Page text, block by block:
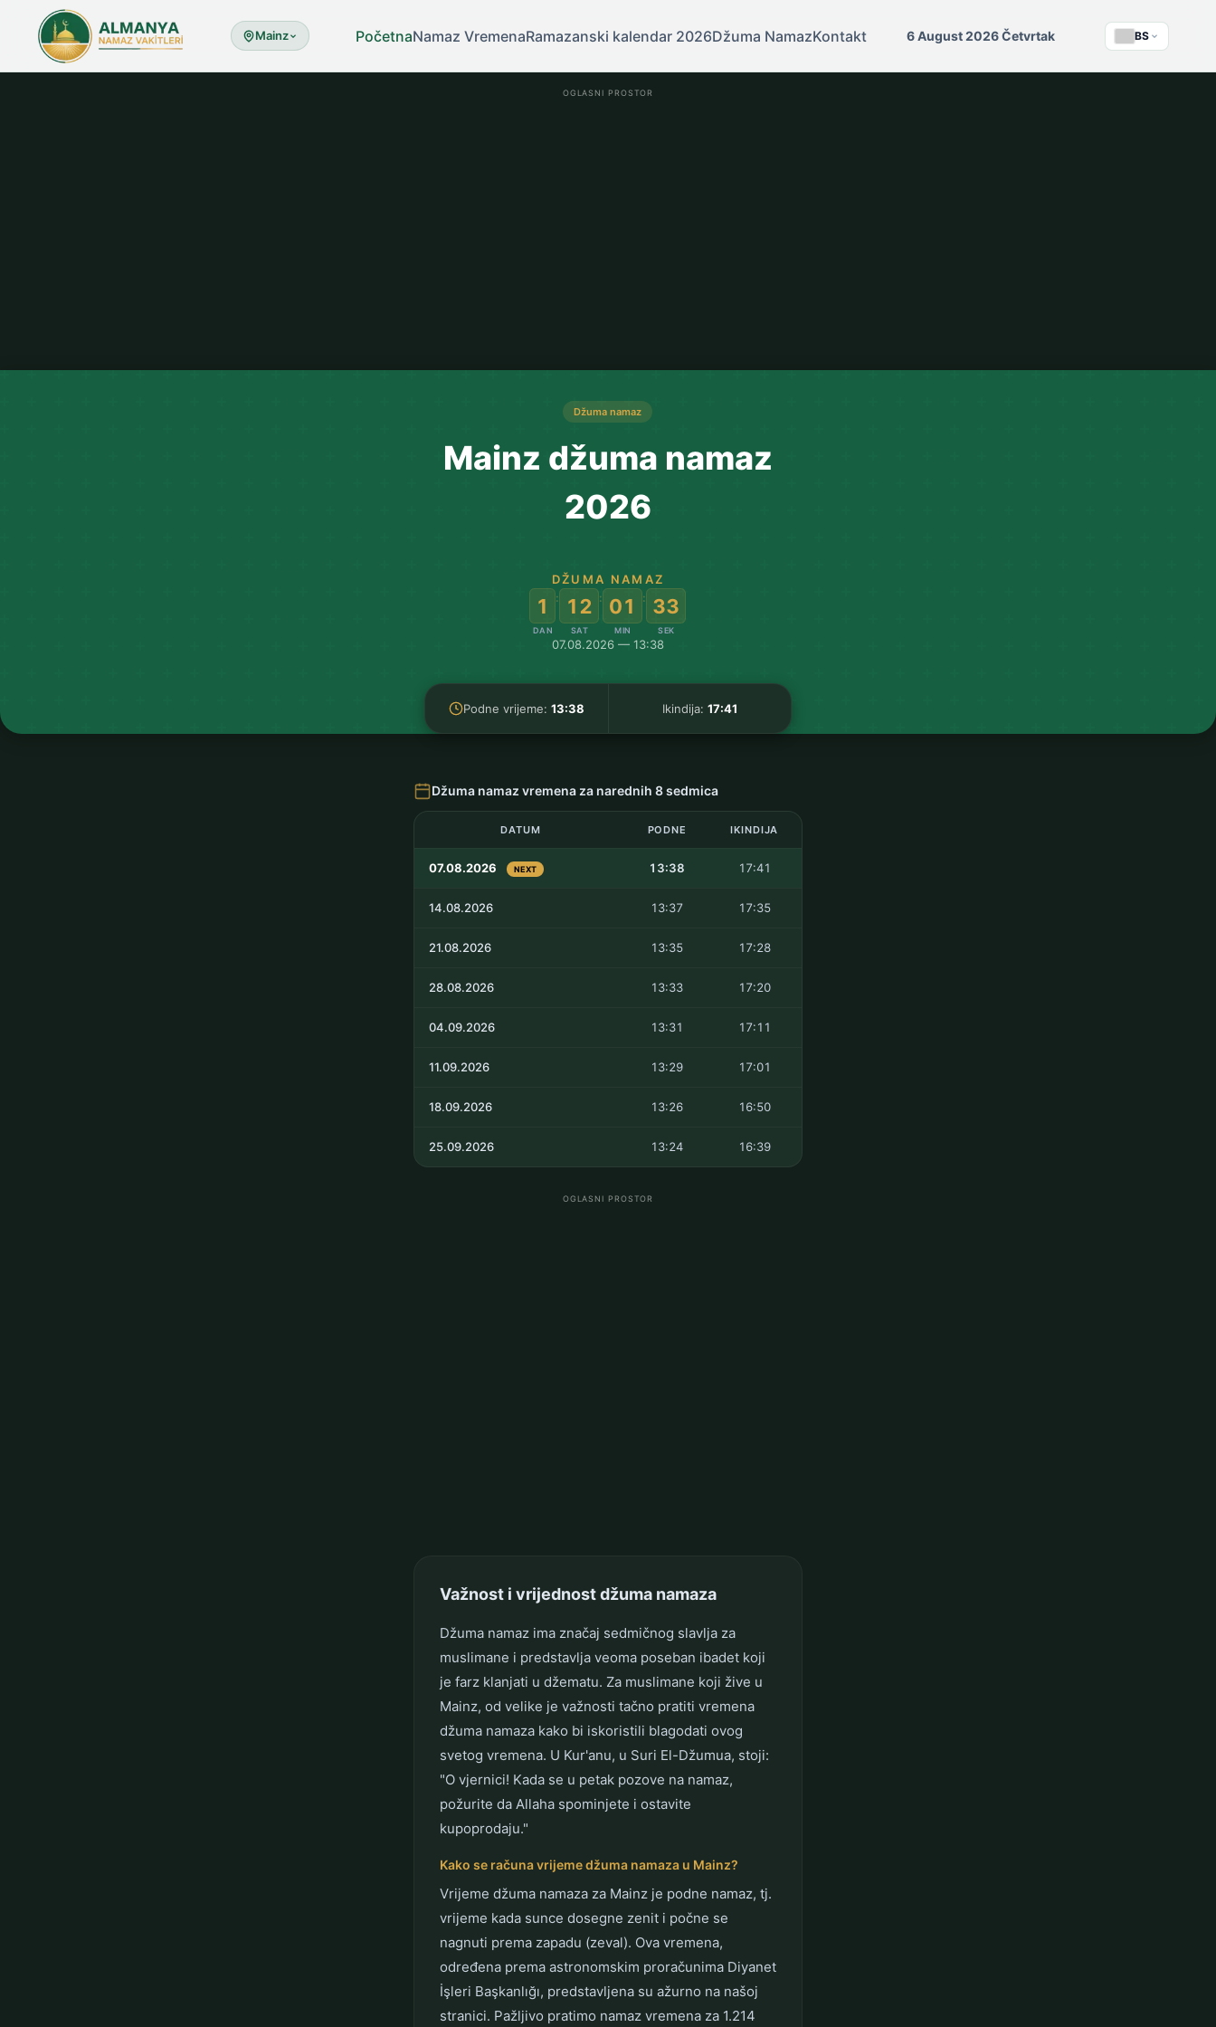
Mainz PočetnaNamaz VremenaRamazanski kalendar 2026Džuma NamazKontakt 6 August 2026 Četvrtak BS
OGLASNI PROSTOR
Džuma namaz
Mainz džuma namaz
2026
DŽUMA NAMAZ
1
DAN
: 12
SAT
: 01
MIN
: 32
SEK
07.08.2026 — 13:38
Podne vrijeme: 13:38 Ikindija: 17:41
Džuma namaz vremena za narednih 8 sedmica
DATUM PODNE IKINDIJA
07.08.2026 NEXT 13:38 17:41
14.08.2026 13:37 17:35
21.08.2026 13:35 17:28
28.08.2026 13:33 17:20
04.09.2026 13:31 17:11
11.09.2026 13:29 17:01
18.09.2026 13:26 16:50
25.09.2026 13:24 16:39
OGLASNI PROSTOR
Važnost i vrijednost džuma namaza
Džuma namaz ima značaj sedmičnog slavlja za
muslimane i predstavlja veoma poseban ibadet koji
je farz klanjati u džematu. Za muslimane koji žive u
Mainz, od velike je važnosti tačno pratiti vremena
džuma namaza kako bi iskoristili blagodati ovog
svetog vremena. U Kur'anu, u Suri El-Džumua, stoji:
"O vjernici! Kada se u petak pozove na namaz,
požurite da Allaha spominjete i ostavite
kupoprodaju."
Kako se računa vrijeme džuma namaza u Mainz?
Vrijeme džuma namaza za Mainz je podne namaz, tj.
vrijeme kada sunce dosegne zenit i počne se
nagnuti prema zapadu (zeval). Ova vremena,
određena prema astronomskim proračunima Diyanet
İşleri Başkanlığı, predstavljena su ažurno na našoj
stranici. Pažljivo pratimo namaz vremena za 1.214